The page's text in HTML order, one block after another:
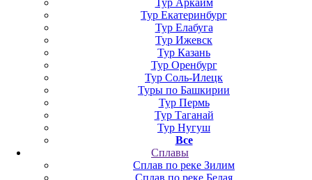
Тур Аркаим
Тур Екатеринбург
Тур Елабуга
Тур Ижевск
Тур Казань
Тур Оренбург
Тур Соль-Илецк
Туры по Башкирии
Тур Пермь
Тур Таганай
Тур Нугуш
Все
Сплавы
Сплав по реке Зилим
Сплав по реке Белая